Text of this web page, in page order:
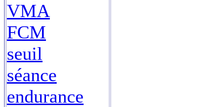
VMA
FCM
seuil
séance
endurance